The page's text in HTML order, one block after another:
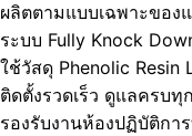
ผลิตตามแบบเฉพาะของ
ระบบ Fully Knock
ใช้วัสดุ Phenolic Resin
ติดตั้งรวดเร็ว ดูแลครบ
รองรับงานห้องปฏิบัติกา